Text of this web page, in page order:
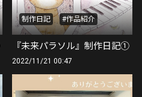
制作日記 #作品紹介
『未来パラソル』制作日記①
2022/11/21 00:47